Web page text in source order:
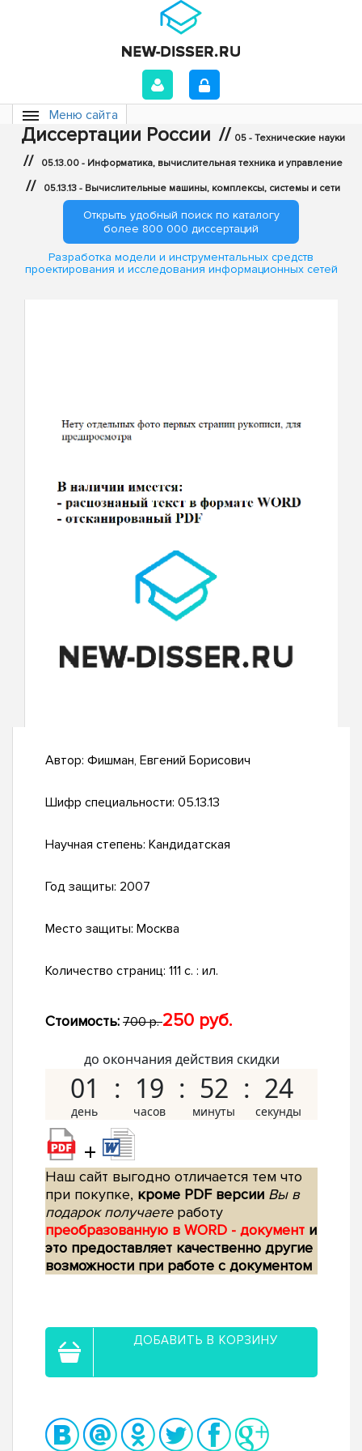
Меню сайта
Диссертации России // 05 - Технические науки
// 05.13.00 - Информатика, вычислительная техника и управление
// 05.13.13 - Вычислительные машины, комплексы, системы и сети
Открыть удобный поиск по каталогу
более 800 000 диссертаций
Разработка модели и инструментальных средств
проектирования и исследования информационных сетей
Автор: Фишман, Евгений Борисович
Шифр специальности: 05.13.13
Научная степень: Кандидатская
Год защиты: 2007
Место защиты: Москва
Количество страниц: 111 с. : ил.
Стоимость: 700 р.250 руб.
до окончания действия скидки
01 19 52 23
+
Наш сайт выгодно отличается тем что
при покупке, кроме PDF версии Вы в
подарок получаетеработу
преобразованную в WORD - документ и
это предоставляет качественно другие
возможности при работе с документом
ДОБАВИТЬ В КОРЗИНУ